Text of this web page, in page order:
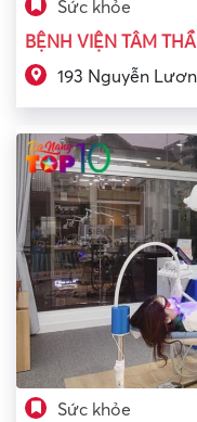
Sức khỏe
BỆNH VIỆN TÂM
193 Nguyễn
Sức khỏe